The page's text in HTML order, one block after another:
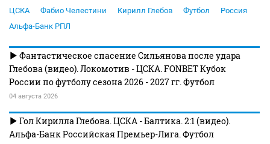
ЦСКА Фабио Челестини Кирилл Глебов Футбол
Россия
Альфа-Банк РПЛ
Фантастическое спасение Сильянова после удара
Глебова (видео). Локомотив - ЦСКА. FONBET Кубок
России по футболу сезона 2026 - 2027 гг. Футбол
04 августа 2026
Гол Кирилла Глебова. ЦСКА - Балтика. 2:1 (видео).
Альфа-Банк Российская Премьер-Лига. Футбол